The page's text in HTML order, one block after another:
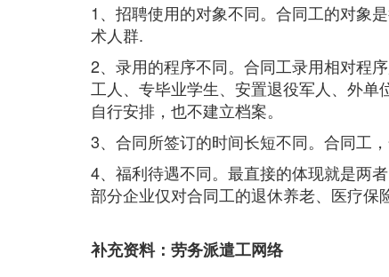
1、招聘使用的对象不同。合同工的对象
术人群.
2、录用的程序不同。合同工录用相对程
工人、专毕业学生、安置退役军人、外
自行安排，也不建立档案。
3、合同所签订的时间长短不同。合同工
4、福利待遇不同。最直接的体现就是两
部分企业仅对合同工的退休养老、医疗保
补充资料：劳务派遣工网络